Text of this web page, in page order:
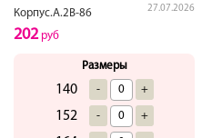
Корпус.А.2В-86
27.07.2026
202руб
Размеры
140 - +
152 - +